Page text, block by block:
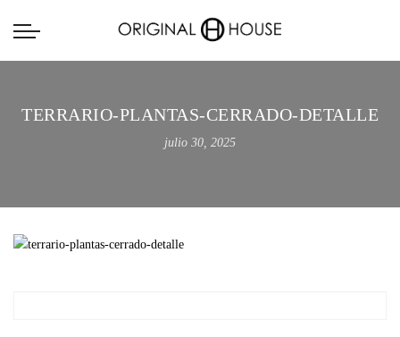
TERRARIO-PLANTAS-CERRADO-DETALLE
julio 30, 2025